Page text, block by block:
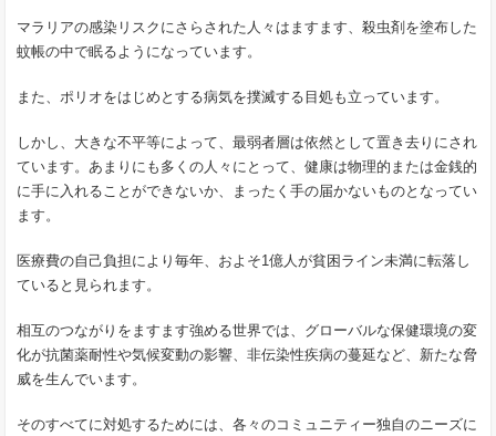
マラリアの感染リスクにさらされた人々はますます、殺虫剤を塗布した
蚊帳の中で眠るようになっています。
また、ポリオをはじめとする病気を撲滅する目処も立っています。
しかし、大きな不平等によって、最弱者層は依然として置き去りにされ
ています。あまりにも多くの人々にとって、健康は物理的または金銭的
に手に入れることができないか、まったく手の届かないものとなってい
ます。
医療費の自己負担により毎年、およそ1億人が貧困ライン未満に転落し
ていると見られます。
相互のつながりをますます強める世界では、グローバルな保健環境の変
化が抗菌薬耐性や気候変動の影響、非伝染性疾病の蔓延など、新たな脅
威を生んでいます。
そのすべてに対処するためには、各々のコミュニティー独自のニーズに